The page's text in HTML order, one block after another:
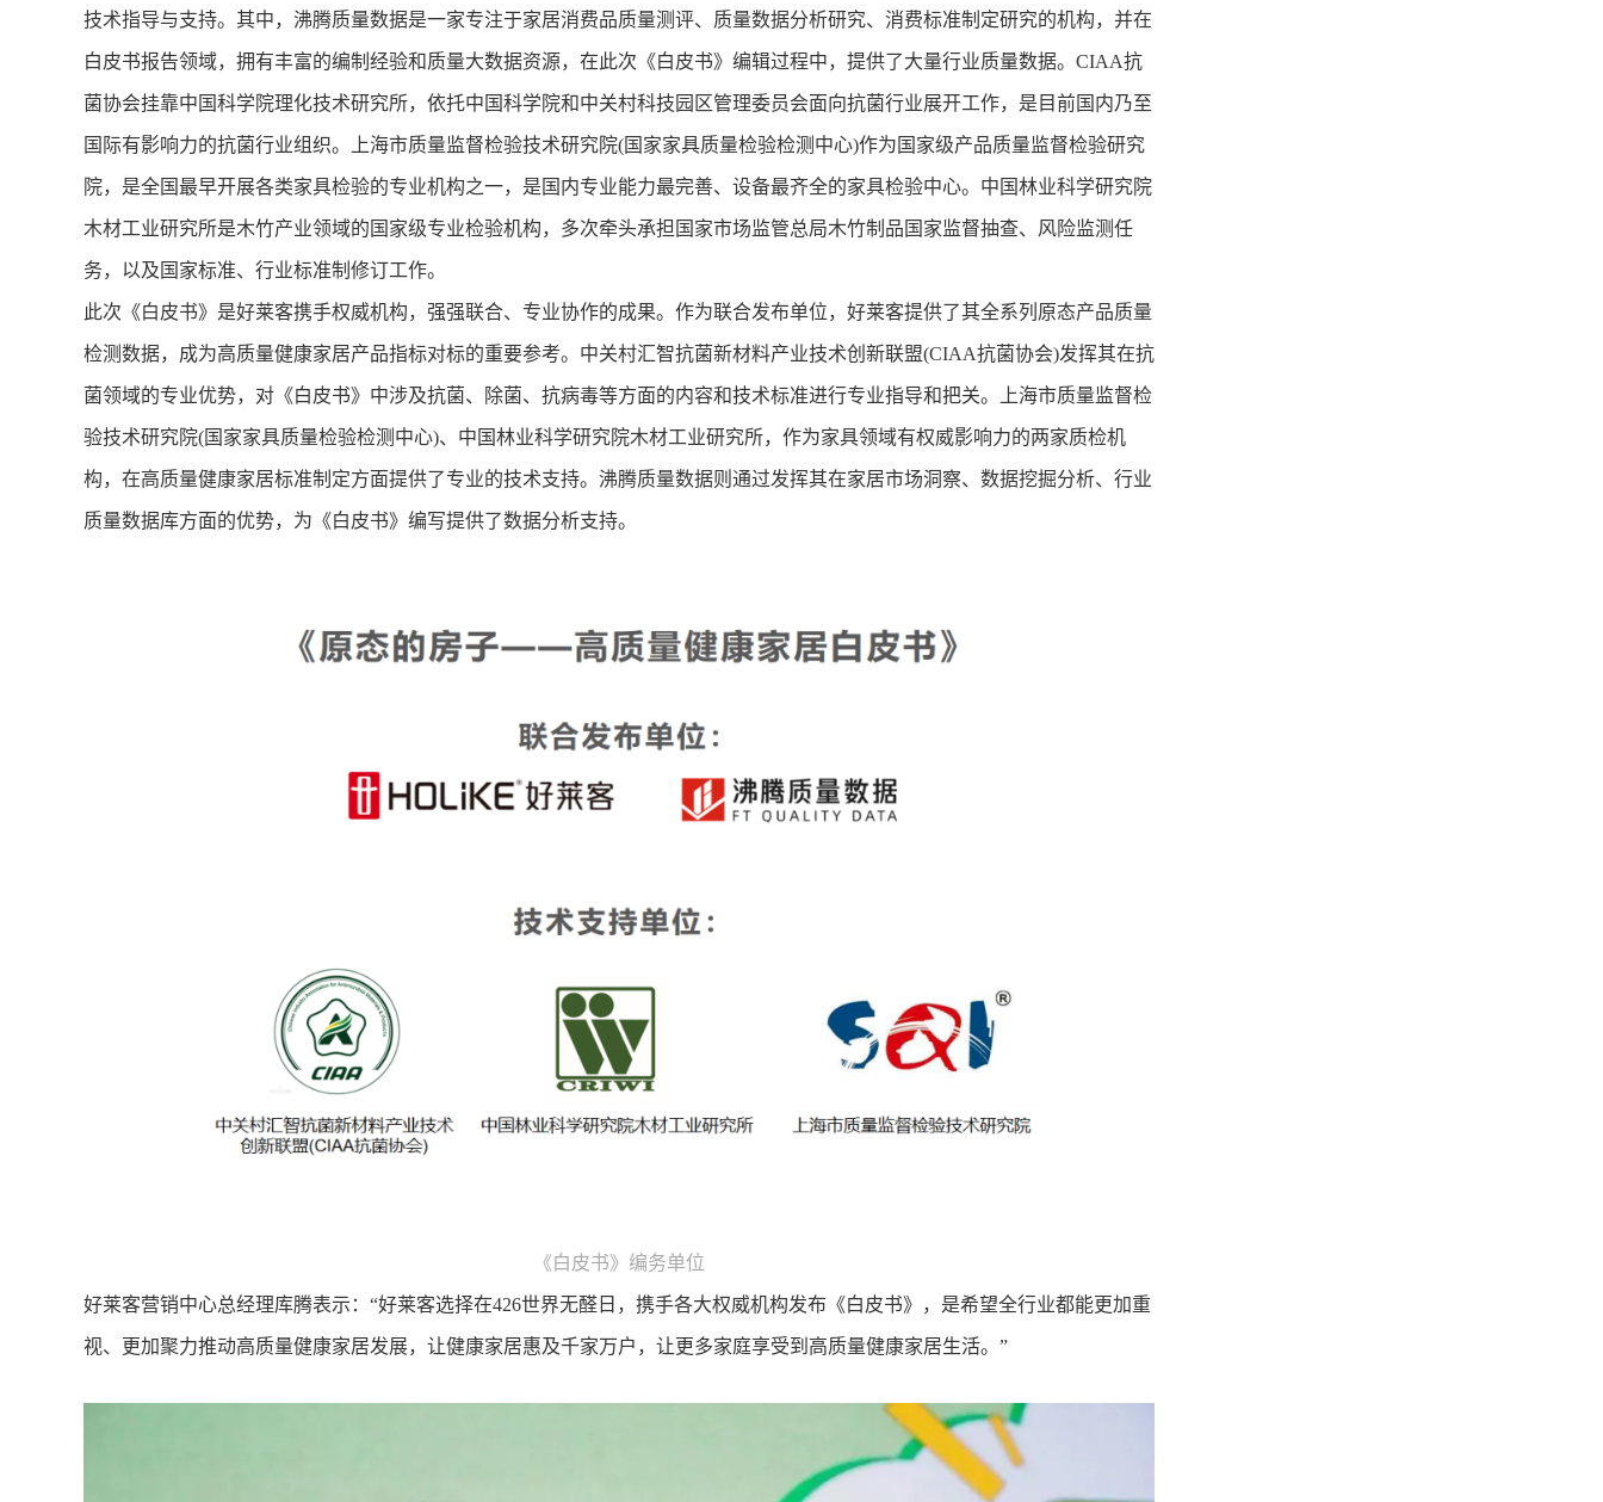
技术指导与支持。其中，沸腾质量数据是一家专注于家居消费品质量测评、质量数据分析研究、消费标准制定研究的机构，并在
白皮书报告领域，拥有丰富的编制经验和质量大数据资源，在此次《白皮书》编辑过程中，提供了大量行业质量数据。CIAA抗
菌协会挂靠中国科学院理化技术研究所，依托中国科学院和中关村科技园区管理委员会面向抗菌行业展开工作，是目前国内乃至
国际有影响力的抗菌行业组织。上海市质量监督检验技术研究院(国家家具质量检验检测中心)作为国家级产品质量监督检验研究
院，是全国最早开展各类家具检验的专业机构之一，是国内专业能力最完善、设备最齐全的家具检验中心。中国林业科学研究院
木材工业研究所是木竹产业领域的国家级专业检验机构，多次牵头承担国家市场监管总局木竹制品国家监督抽查、风险监测任
务，以及国家标准、行业标准制修订工作。
此次《白皮书》是好莱客携手权威机构，强强联合、专业协作的成果。作为联合发布单位，好莱客提供了其全系列原态产品质量
检测数据，成为高质量健康家居产品指标对标的重要参考。中关村汇智抗菌新材料产业技术创新联盟(CIAA抗菌协会)发挥其在抗
菌领域的专业优势，对《白皮书》中涉及抗菌、除菌、抗病毒等方面的内容和技术标准进行专业指导和把关。上海市质量监督检
验技术研究院(国家家具质量检验检测中心)、中国林业科学研究院木材工业研究所，作为家具领域有权威影响力的两家质检机
构，在高质量健康家居标准制定方面提供了专业的技术支持。沸腾质量数据则通过发挥其在家居市场洞察、数据挖掘分析、行业
质量数据库方面的优势，为《白皮书》编写提供了数据分析支持。
《白皮书》编务单位
好莱客营销中心总经理库腾表示：“好莱客选择在426世界无醛日，携手各大权威机构发布《白皮书》，是希望全行业都能更加重
视、更加聚力推动高质量健康家居发展，让健康家居惠及千家万户，让更多家庭享受到高质量健康家居生活。”